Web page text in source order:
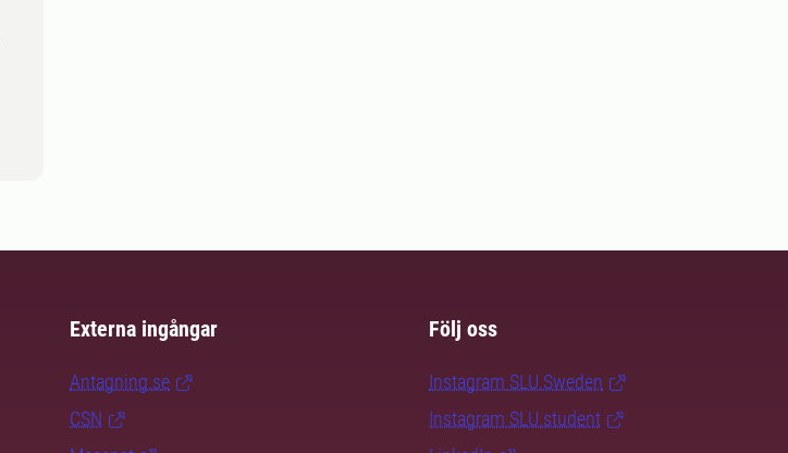
Externa ingångar
Antagning.se
CSN
Följ oss
Instagram SLU.Sweden
Instagram SLU.student